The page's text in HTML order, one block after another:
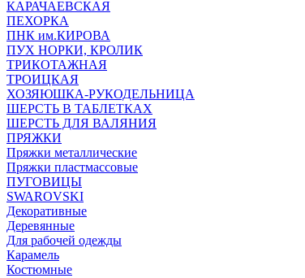
КАРАЧАЕВСКАЯ
ПЕХОРКА
ПНК им.КИРОВА
ПУХ НОРКИ, КРОЛИК
ТРИКОТАЖНАЯ
ТРОИЦКАЯ
ХОЗЯЮШКА-РУКОДЕЛЬНИЦА
ШЕРСТЬ В ТАБЛЕТКАХ
ШЕРСТЬ ДЛЯ ВАЛЯНИЯ
ПРЯЖКИ
Пряжки металлические
Пряжки пластмассовые
ПУГОВИЦЫ
SWAROVSKI
Декоративные
Деревянные
Для рабочей одежды
Карамель
Костюмные